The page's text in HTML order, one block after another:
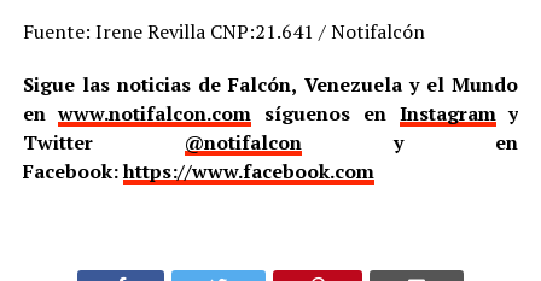
Fuente: Irene Revilla CNP:21.641 / Notifalcón
Sigue las noticias de Falcón, Venezuela y el Mundo
enwww.notifalcon.com síguenos en Instagramy
Twitter @notifalcony en
Facebook:https://www.facebook.com